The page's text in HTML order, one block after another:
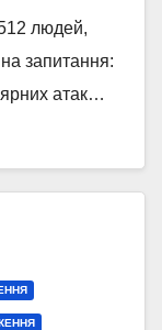
людей,
запитання:
атак…